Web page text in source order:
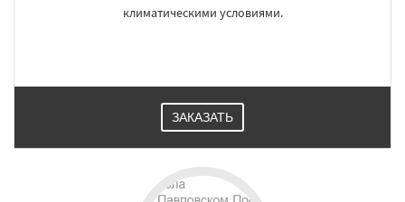
климатическими условиями.
ЗАКАЗАТЬ